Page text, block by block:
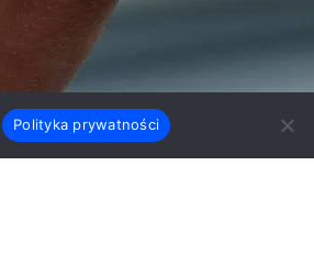
Polityka prywatności